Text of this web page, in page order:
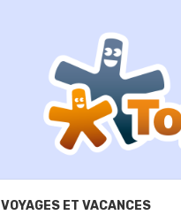
VOYAGES ET VACANCES